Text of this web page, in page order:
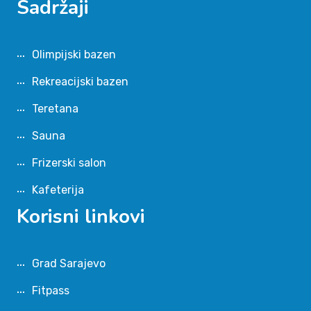
Sadržaji
Olimpijski bazen
Rekreacijski bazen
Teretana
Sauna
Frizerski salon
Kafeterija
Korisni linkovi
Grad Sarajevo
Fitpass